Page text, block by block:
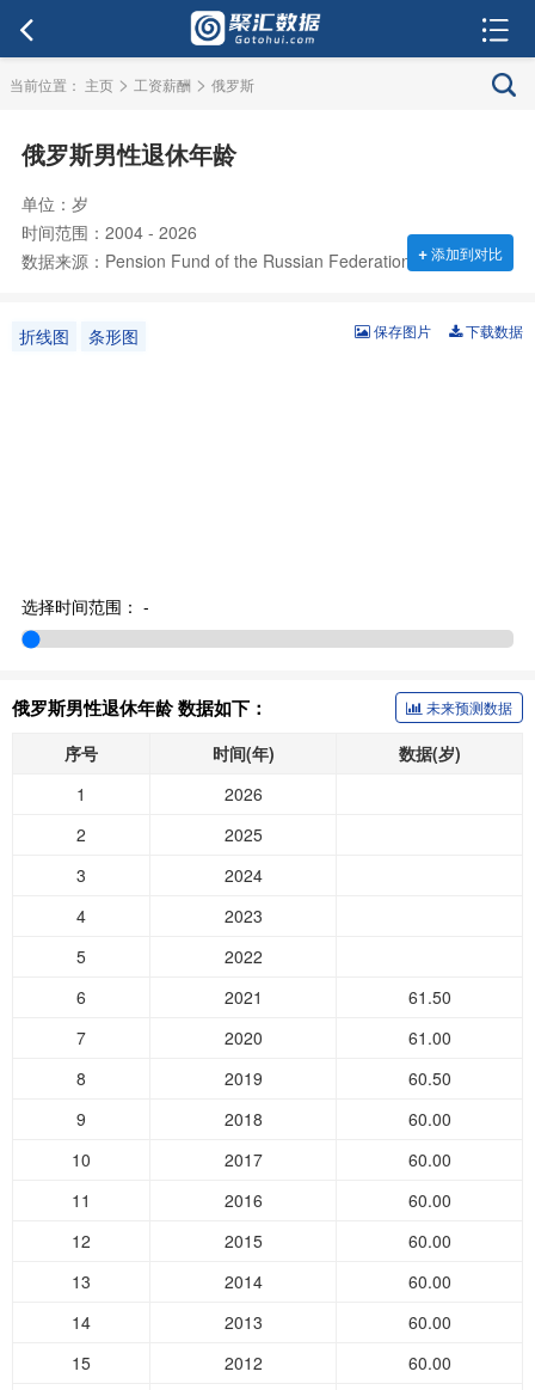
当前位置： 主页 > 工资薪酬 > 俄罗斯
俄罗斯男性退休年龄
单位：岁
时间范围：2004 - 2026
数据来源：Pension Fund of the Russian Federation +添加到对比
折线图 条形图 下载数据
保存图片
选择时间范围： -
俄罗斯男性退休年龄 数据如下： 未来预测数据
序号 时间(年)
数据(岁)
1
2026
2
2025
3
2024
4
2023
5
2022
6
2021
61.50
7
2020
61.00
8
2019
60.50
9
2018
60.00
10
2017
60.00
11
2016
60.00
12
2015
60.00
13
2014
60.00
14
2013
60.00
15
2012
60.00